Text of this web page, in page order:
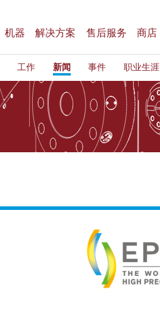
机器 解决方案 售后服务 商店
工作 新闻 事件 职业生涯